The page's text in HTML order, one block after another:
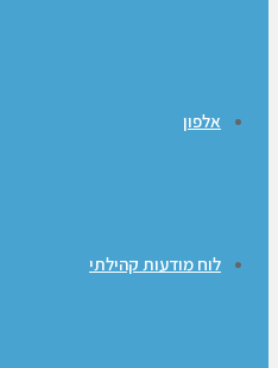
אלפון
לוח מודעות קהילתי